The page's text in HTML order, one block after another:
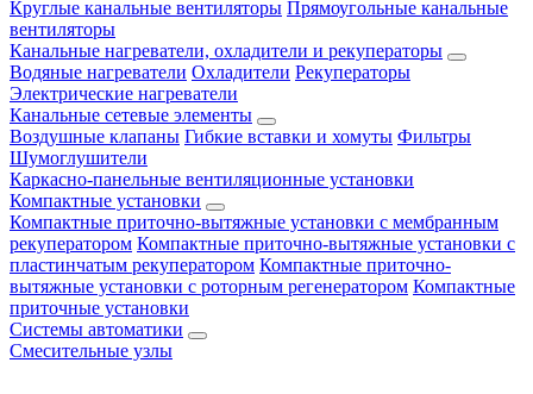
Круглые канальные вентиляторы Прямоугольные канальные
вентиляторы
Канальные нагреватели, охладители и рекуператоры
Водяные нагреватели Охладители Рекуператоры
Электрические нагреватели
Канальные сетевые элементы
Воздушные клапаны Гибкие вставки и хомуты Фильтры
Шумоглушители
Каркасно-панельные вентиляционные установки
Компактные установки
Компактные приточно-вытяжные установки с мембранным
рекуператором Компактные приточно-вытяжные установки с
пластинчатым рекуператором Компактные приточно-
вытяжные установки с роторным регенератором Компактные
приточные установки
Системы автоматики
Смесительные узлы